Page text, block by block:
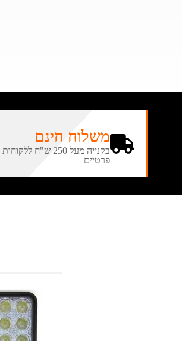
משלוח חינם
בקנייה מעל 250 ש"ח ללקוחות
פרטיים